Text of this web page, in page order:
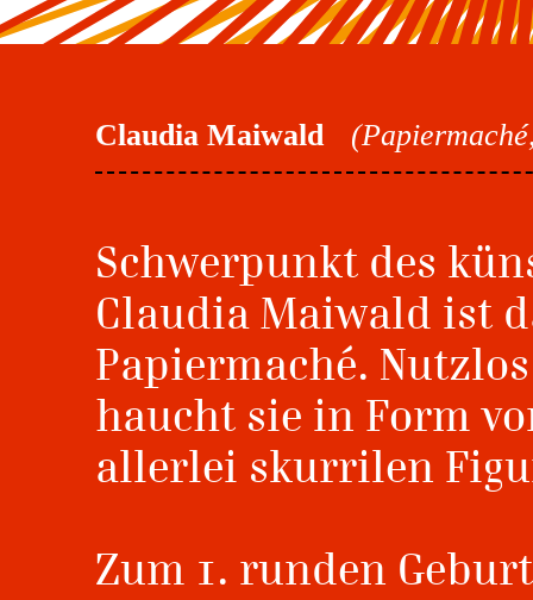
Claudia Maiwald
Schwerpunkt des
Claudia Maiwald ist
Papiermaché.
haucht sie in Form
allerlei skurrilen
Zum 1. runden